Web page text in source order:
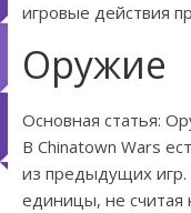
игровые действия
Оружие
Основная статья:
В Chinatown Wars
из предыдущих
единицы, не считая